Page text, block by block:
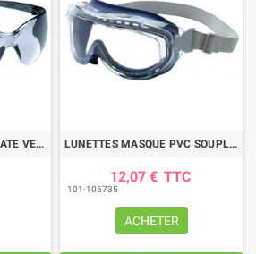
LUNETTES POLYCARBONATE VERRE INCOLORE VISION PANORAMIQUE LUNETTES MASQUE PVC SOUPLE VERRE INCOLORE VISION PANORAMIQUE
12,07 € TTC
101-106735
ACHETER